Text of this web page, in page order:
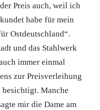
Preis auch, weil ich
habe für mein
Ostdeutschland“.
und das Stahlwerk
immer einmal
zur Preisverleihung
besichtigt. Manche
mir die Dame am